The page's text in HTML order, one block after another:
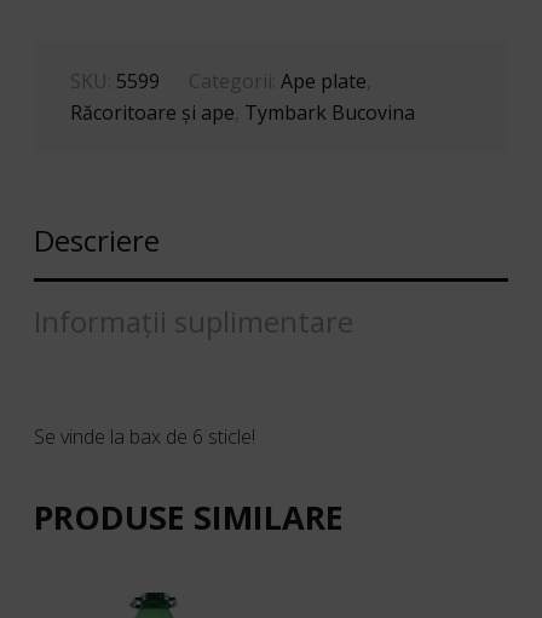
SKU: 5599 Categorii:Ape plate
Răcoritoare şi ape Tymbark Bucovina
Descriere
Informații suplimentare
Se vinde la bax de 6 sticle!
PRODUSE SIMILARE